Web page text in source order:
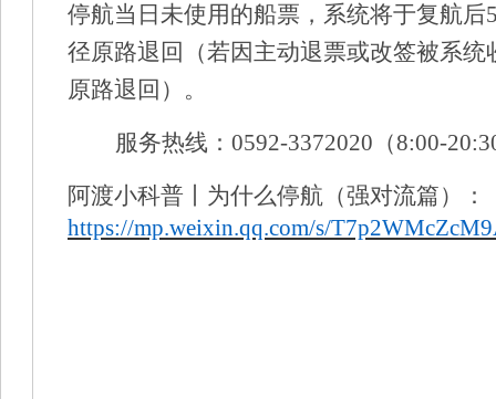
停航当日未使用的船票，系统将于复航后
径原路退回（若因主动退票或改签被系统
原路退回）。
服务热线 ： 0592-3372020（8:00-
阿渡小科普丨为什么停航（强对流篇）：
https://mp.weixin.qq.com/s/